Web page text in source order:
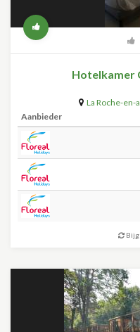
Hotelkamer
La Roche-en-
Aanbieder